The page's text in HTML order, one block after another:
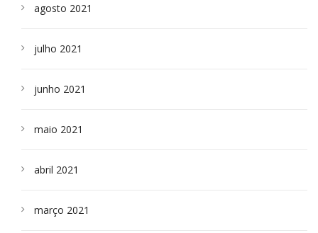
agosto 2021
julho 2021
junho 2021
maio 2021
abril 2021
março 2021